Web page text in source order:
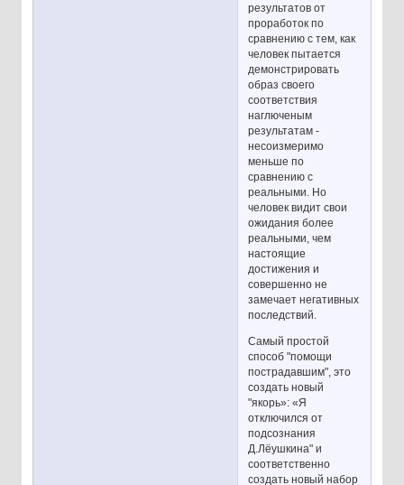
результатов от
проработок по
сравнению с тем, как
человек пытается
демонстрировать
образ своего
соответствия
наглюченым
результатам -
несоизмеримо
меньше по
сравнению с
реальными. Но
человек видит свои
ожидания более
реальными, чем
настоящие
достижения и
совершенно не
замечает негативных
последствий.
Самый простой
способ "помощи
пострадавшим", это
создать новый
"якорь»: «Я
отключился от
подсознания
Д.Лёушкина" и
соответственно
создать новый набор